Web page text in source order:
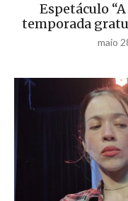
Espetáculo
temporada
maio